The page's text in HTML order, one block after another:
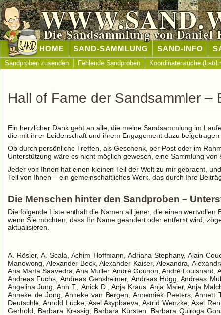
Die Sandsammlung von Daniel
HOME SAND-SAMMLUNG SAND-INFO
Sandproben zusenden Fehlende Sandproben Koordinatensuche (Lat/
Hall of Fame der Sandsammler
Ein herzlicher Dank geht an alle, die meine Sandsammlung im
die mit ihrer Leidenschaft und ihrem Engagement dazu
Ob durch persönliche Treffen, als Geschenk, per Post oder im
Unterstützung wäre es nicht möglich gewesen, eine Sammlung
Jeder von Ihnen hat einen kleinen Teil der Welt zu mir gebracht,
Teil von Ihnen – ein gemeinschaftliches Werk, das durch Ihre
Die Menschen hinter den Sandproben –
Die folgende Liste enthält die Namen all jener, die einen
wenn Sie möchten, dass Ihr Name geändert oder entfernt wird,
aktualisieren.
A. Rösler, A. Scala, Achim Hoffmann, Adriana Stephany, Alain Couette, Alain Roch, Albert Gaydon, Albert Chi, Albert Evert, Albina Beltrame, Alen Muhek, Alex Boonyakiat Manowong, Alexander Beck, Alexander Kaiser, Alexandra, Alexandra Flamand, Alfons Kuck, Ali Badawi, Alice Gautrau, Amely Deiss, Aminath Shareef, Ana Carolina Rocha, Ana María Saavedra, Ana Muller, André Gounon, André Louisnard, Andrea Bibic-Vasovic, Andrea Ciabatti, Andrea Eigner, Andrea Oppicelli, Andrea Senger, Andreas Dieterle, Andreas Fuchs, Andreas Gensheimer, Andreas Högg, Andreas Müller, Andreas Siedler, Andreas Walter, Andreas Wienzer, Andy de Ville d'Avray, Anenette Seifart, Anette, Angelina Jung, Anh T., Anick D., Anja Kraus, Anja Maier, Anja Malchereck, Anna Genovese Pichilli, Anne Maduro, Anne Walter, Anne-Chantal Leresche, Anne-Gret Thode, Anneke de Jong, Anneke van Bergen, Annemiek Peeters, Annett Thiele, Annette Augustin, Ansgar Constantin, Anthony Simm, Antje Dieckmann, Armando Farina, Armin Deutschle, Arnold Lücke, Asel Asypbaeva, Astrid Wenzke, Axel Renk, B. Mertens, B. Boero, B. Carossino, B. Vittonatti, B.S. Khadka, Bachmann, Barbara O'Shea, Barbara Gerhold, Barbara Kressig, Barbara Kürsten, Barbara Quiroga Gonzales, Bärbel Schwarz, Bea Pischulti, Beate, Beate Benz, Beate Böhmerle, Beate Schmidt, Ben Kock, Benjamin Hummel, Bennett Daidone, Benoît Chiron, Berangčre Andrieu, Bernard F., Bernard Ulatowski, Bernardo Guarachi, Bernd Fleischhauer, Bernd Rein, Bernhard Kumminger, Bernhard Ledermann, Bettina Schneider, Bettina Spoo, Bianca Brandstetter, Bill Halepesta, Birge Lenhard, Birgit Scharnowski, Birte Pearce, Blaha, Bob, Borghini Caterina, Brecht Lannoo, Brigitte Dauner, Brigitte Frank, Bruckner, C. Braun, C. Bremaud, Caecilia Boehmisch, Capy, Carina Kopp, Carine Prosper, Carinne R., Carl Lee, Carla Lagendijk, Carlet Ewa, Carlos Perdomo, Carola Geiger, Carola Moosmann, Carolien Kleinjan, Carsten Schmidt, Catarina Cymbron, Caterina Borghini, Caterina Franceschini, Catherine de Steiger, Cathrin Sikerle, Catrin Wachsmann, Celestine Arnaud, Celestino Quirici, Chehab, Chody Yvette, Christel Loock, Christian Ante, Christian Buck, Christian Dech, Christian Dekant, Christian Diettrich, Christian Enders, Christian G., Christian Gierelt, Christian Hausen, Christian J., Christian Kuhn, Christian Schwarz, Christian Torri, Christian Wopalka, Christiane & Denis, Christiane Kaiser, Christina Ritter, Christine Bourricaud, Christine Seenreze, Christine Wahl, Christof Rapala, Christoph Grube, Christoph Linden, Christopher Maslon, Cin Gin, Clair McCartney, Claude Lourtioz, Claudia, Claudia Freitas Cruz, Claudia Grimm, Claudia Müller, Claudia Stock, Claudia Stürck, Claudia Wagner, Claudio Lorenzoni, Claus, Claus-Peter Kalka, Connie Glang, D. Dotterweiche, D. Infantino, Daisy Parmentier, Dana Göbel, Daniel Acker, Daniel Helber, Daniel Klemp, Daniel Schneider, Daniela Hohlfeld, Daniela Reich, Daniela Ried, Daniele, Daniele De Renzi, Daniele Martinelli, Dardenne, Dario Bairini, Davide, Dennis Campise, Detlef Scholz, Detlef Szytniewski, Di Lorenzo Enrico, Diana Bekaert, Diana Stoyanova, Dianna Collins, Didier Pryzbyla, Dieter Homeier, Dieter Leonhard, Dietmar Lösche, Dina Cheraghvand, Diotima Van Hoeylandt, Dirk Beple, Djamel